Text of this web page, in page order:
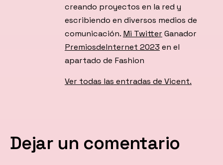
creando proyectos en la red y
escribiendo en diversos medios de
comunicación. Mi Twitter Ganador
PremiosdeInternet 2023 en el
apartado de Fashion
Ver todas las entradas de Vicent.
Dejar un comentario